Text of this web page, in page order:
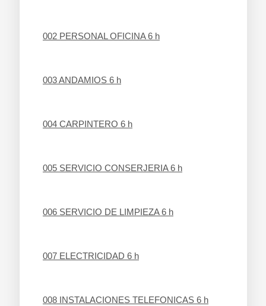
002 PERSONAL OFICINA 6 h
003 ANDAMIOS 6 h
004 CARPINTERO 6 h
005 SERVICIO CONSERJERIA 6 h
006 SERVICIO DE LIMPIEZA 6 h
007 ELECTRICIDAD 6 h
008 INSTALACIONES TELEFONICAS 6 h